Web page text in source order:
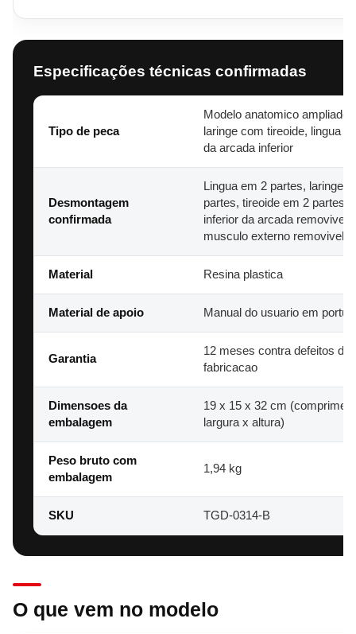
Especificações técnicas confirmadas
Tipo de peca
Modelo anatomico ampliado
laringe com tireoide, lingua e
da arcada inferior
Desmontagem
confirmada
Lingua em 2 partes, laringe
partes, tireoide em 2 partes,
inferior da arcada removivel
musculo externo removivel
Material Resina plastica
Material de apoio Manual do usuario em
Garantia
12 meses contra defeitos de
fabricacao
Dimensoes da
embalagem
19 x 15 x 32 cm
largura x altura)
Peso bruto com
embalagem
1,94 kg
SKU TGD-0314-B
O que vem no modelo